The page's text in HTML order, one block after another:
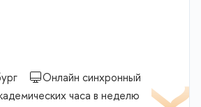
Онлайн синхронный
часа в неделю